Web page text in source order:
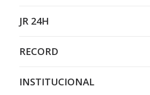
JR 24H
RECORD
INSTITUCIONAL